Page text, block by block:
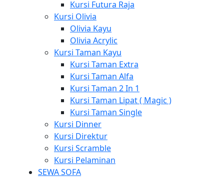
Kursi Futura Raja
Kursi Olivia
Olivia Kayu
Olivia Acrylic
Kursi Taman Kayu
Kursi Taman Extra
Kursi Taman Alfa
Kursi Taman 2 In 1
Kursi Taman Lipat ( Magic )
Kursi Taman Single
Kursi Dinner
Kursi Direktur
Kursi Scramble
Kursi Pelaminan
SEWA SOFA